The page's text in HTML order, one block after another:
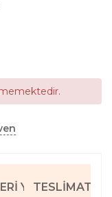
YORUMLARI
TESLIMAT